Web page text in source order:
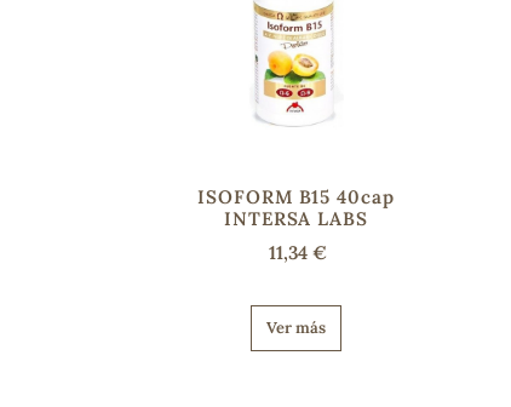
ISOFORM B15 40cap
INTERSA LABS
11,34 €
Ver más